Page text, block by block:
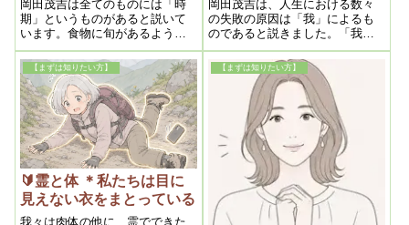
岡田茂吉は全てのものには「時
期」というものがあると説いて
います。食物に旬があるよう
に、物事にもベストな時期があ
るのです。あらゆる条件が満た
され、実行するしかないという
勢いがほとばしる時こそ、逃し
てはならないタイミングだと悟
るべきなのです。
岡田茂吉は、人生における数々
の失敗の原因は「我」によるも
のであると説きました。「我が
なくてはならず我があってはな
らず、我があって我を出さない
のがよいのであるぞよ」という
神様の言葉のに集約される通
り、我をコントロールすること
の大切さを学べる御論文です。
【まずは知りたい方】
🔰霊と体 ＊私たちは目に
見えない衣をまとっている
我々は肉体の他に、霊でできた
【まずは知りたい方】